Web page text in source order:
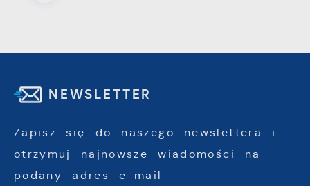
NEWSLETTER
Zapisz się do naszego newslettera i
otrzymuj najnowsze wiadomości na
podany adres e-mail